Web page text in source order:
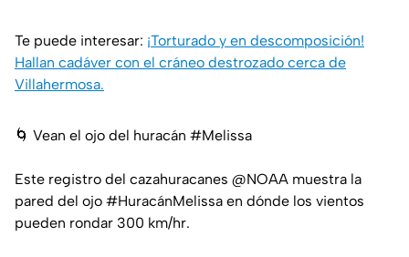
Te puede interesar: ¡Torturado y en descomposición!
Hallan cadáver con el cráneo destrozado cerca de
Villahermosa.
🌀 Vean el ojo del huracán #Melissa
Este registro del cazahuracanes @NOAA muestra la
pared del ojo #HuracánMelissa en dónde los vientos
pueden rondar 300 km/hr.